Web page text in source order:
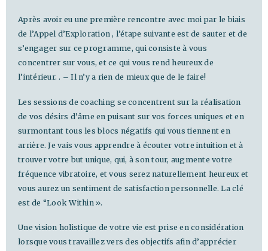
Après avoir eu une première rencontre avec moi par le biais
de l’Appel d’Exploration , l’étape suivante est de sauter et de
s’engager sur ce programme, qui consiste à vous
concentrer sur vous, et ce qui vous rend heureux de
l’intérieur. . – Il n’y a rien de mieux que de le faire!
Les sessions de coaching se concentrent sur la réalisation
de vos désirs d’âme en puisant sur vos forces uniques et en
surmontant tous les blocs négatifs qui vous tiennent en
arrière. Je vais vous apprendre à écouter votre intuition et à
trouver votre but unique, qui, à son tour, augmente votre
fréquence vibratoire, et vous serez naturellement heureux et
vous aurez un sentiment de satisfaction personnelle. La clé
est de “Look Within ».
Une vision holistique de votre vie est prise en considération
lorsque vous travaillez vers des objectifs afin d’apprécier